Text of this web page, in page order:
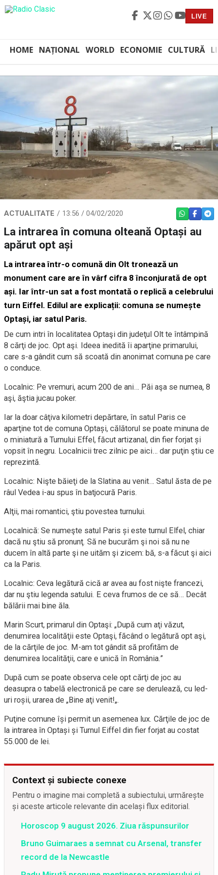
LIVE
HOME NAȚIONAL WORLD ECONOMIE CULTURĂ
ACTUALITATE 13:56 / 04/02/2020 WHATSAPP
La intrarea în comuna olteană Optași au
apărut opt ași
La intrareaîntr-o comună din Olt tronează un
monument care are în vârf cifra 8 înconjurată de opt
ași. Iar într-un sat a fost montată o replică a celebrului
turn Eiffel. Edilul are explicații: comuna se numește
Optași, iar satul Paris.
De cum intri în localitatea Optaşi din judeţul Olt te întâmpină
8 cărţi de joc. Opt aşi. Ideea inedită îi aparţine primarului,
care s-a gândit cum să scoată din anonimat comuna pe care
o conduce.
Localnic: Pe vremuri, acum 200 de ani… Păi aşa se numea, 8
aşi, ăştia jucau poker.
Iar la doar câţiva kilometri depărtare, în satul Paris ce
aparţine tot de comuna Optaşi, călătorul se poate minuna de
o miniatură a Turnului Effel, făcut artizanal, din fier forjat și
vopsit în negru. Localnicii trec zilnic pe aici… dar puţin ştiu ce
reprezintă.
Localnic: Nişte băieţi de la Slatina au venit… Satul ăsta de pe
râul Vedea i-au spus în batjocură Paris.
Alţii, mai romantici, ştiu povestea turnului.
Localnică: Se numeşte satul Paris și este turnul Elfel, chiar
dacă nu ştiu să pronunţ. Să ne bucurăm şi noi să nu ne
ducem în altă parte şi ne uităm şi zicem: bă, s-a făcut şi aici
ca la Paris.
Localnic: Ceva legătură cică ar avea au fost nişte francezi,
dar nu ştiu legenda satului. E ceva frumos de ce să… Decât
bălării mai bine ăla.
Marin Scurt, primarul din Optaşi: „După cum aţi văzut,
denumirea localităţii este Optaşi, făcând o legătură opt aşi,
de la cărţile de joc. M-am tot gândit să profităm de
denumirea localităţii, care e unică în România.”
După cum se poate observa cele opt cărţi de joc au
deasupra o tabelă electronică pe care se derulează, cu led-
uri roşii, urarea de „Bine aţi venit!„.
Puţine comune îşi permit un asemenea lux. Cărţile de joc de
la intrarea în Optaşi şi Turnul Eiffel din fier forjat au costat
55.000 de lei.
Context și subiecte conexe
Pentru o imagine mai completă a subiectului, urmărește
și aceste articole relevante din același flux editorial.
Horoscop 9 august 2026. Ziua răspunsurilor
Bruno Guimaraes a semnat cu Arsenal, transfer
record de la Newcastle